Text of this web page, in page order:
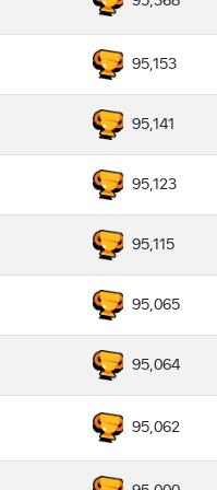
95,153
95,141
95,123
95,115
95,065
95,064
95,062